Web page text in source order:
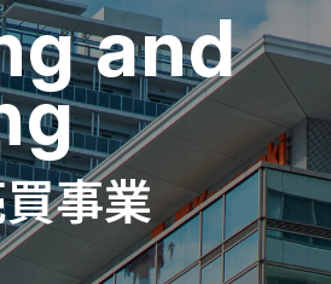
and
事業